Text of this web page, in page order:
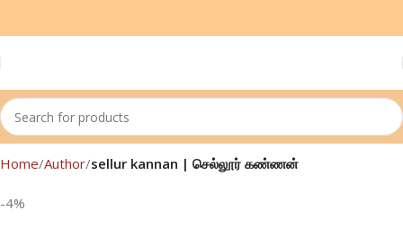
Home Author sellur kannan | செல்லூர் கண்ணன்
-4%